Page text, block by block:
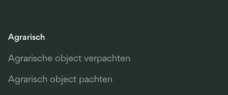
Agrarisch
Agrarische object verpachten
Agrarisch object pachten